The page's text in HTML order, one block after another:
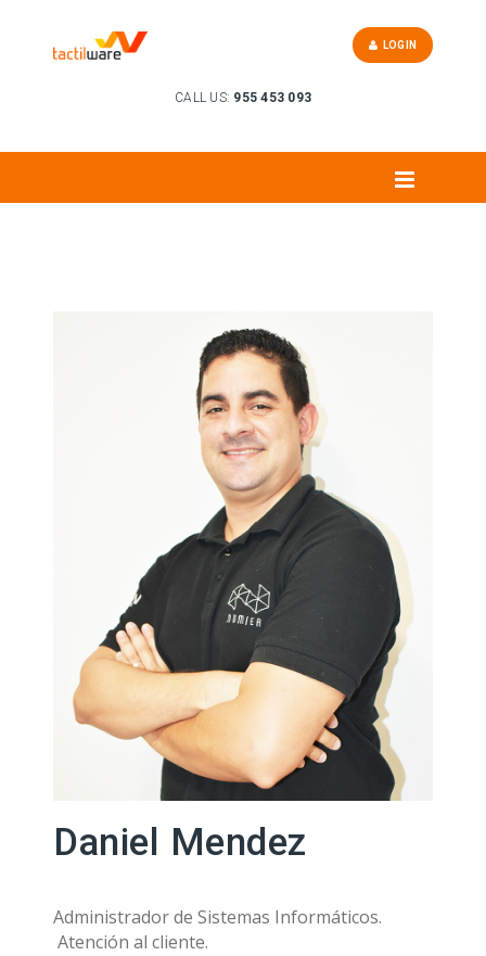
CALL US: 955 453 093
LOGIN
Daniel Mendez
Administrador de Sistemas Informáticos.
Atención al cliente.